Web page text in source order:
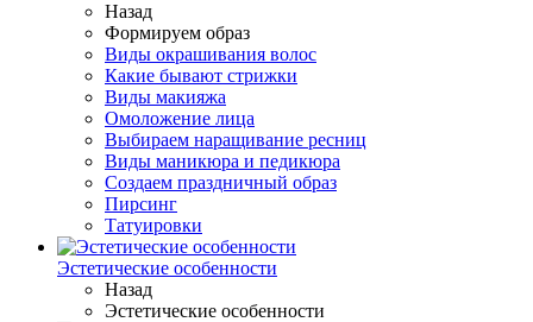
Назад
Формируем образ
Виды окрашивания волос
Какие бывают стрижки
Виды макияжа
Омоложение лица
Выбираем наращивание ресниц
Виды маникюра и педикюра
Создаем праздничный образ
Пирсинг
Татуировки
Эстетические особенности
Назад
Эстетические особенности